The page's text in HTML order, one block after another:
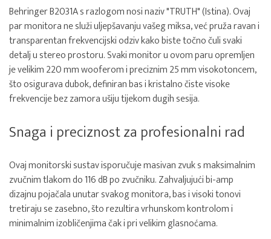
Behringer B2031A s razlogom nosi naziv "TRUTH" (Istina). Ovaj
par monitora ne služi uljepšavanju vašeg miksa, već pruža ravan i
transparentan frekvencijski odziv kako biste točno čuli svaki
detalj u stereo prostoru. Svaki monitor u ovom paru opremljen
je velikim 220 mm wooferom i preciznim 25 mm visokotoncem,
što osigurava dubok, definiran bas i kristalno čiste visoke
frekvencije bez zamora ušiju tijekom dugih sesija.
Snaga i preciznost za profesionalni rad
Ovaj monitorski sustav isporučuje masivan zvuk s maksimalnim
zvučnim tlakom do 116 dB po zvučniku. Zahvaljujući bi-amp
dizajnu pojačala unutar svakog monitora, bas i visoki tonovi
tretiraju se zasebno, što rezultira vrhunskom kontrolom i
minimalnim izobličenjima čak i pri velikim glasnoćama.